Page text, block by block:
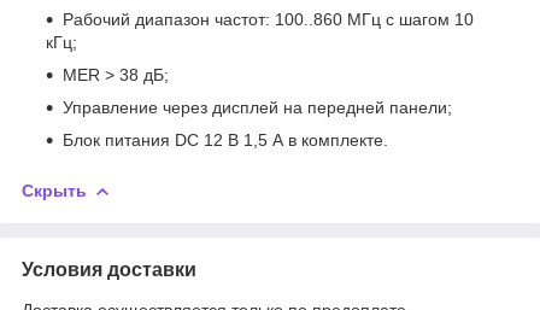
Рабочий диапазон частот: 100..860 МГц с шагом 10
кГц;
MER > 38 дБ;
Управление через дисплей на передней панели;
Блок питания DC 12 В 1,5 А в комплекте.
Скрыть
Условия доставки